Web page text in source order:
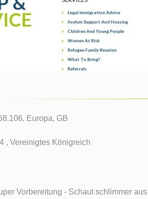
Europa, GB
, Vereinigtes Königreich
Vorbereitung - Schaut schlimmer